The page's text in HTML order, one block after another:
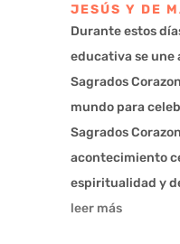
JESÚS Y DE
Durante estos
educativa se une
Sagrados
mundo para
Sagrados
acontecimiento
espiritualidad y
leer más